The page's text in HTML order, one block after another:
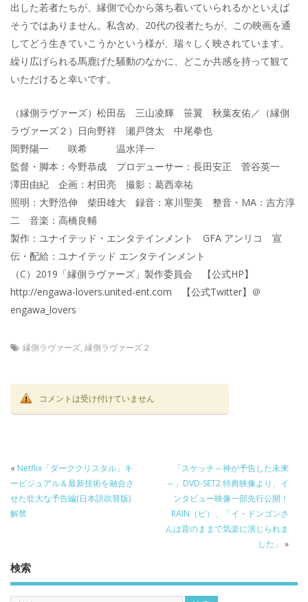
出した若者たちが、縁側で心から落ち着いていられるかといえば
そうではありません。私含め、20代の役者たちが、この映画を通
してどう生きていこうかという様が、瑞々しく映されています。
繰り広げられる馬鹿げた騒動のなかに、どこか共感を持って観て
いただけると幸いです。
（縁側ラヴァーズ）松田岳 三山凌輝 笹翼 秋葉友佑／（縁側
ラヴァーズ２）日向野祥 瀬戸啓太 中尾拳也
岡野陽一 咲希 温水洋一
監督・脚本：今野恭成 プロデューサー：長田安正 菅谷英一
澤田由紀 企画：村田亮 撮影：葛西幸祐
照明：大野浩伸 柴田雄大 録音：寒川聖美 整音・MA：吉方淳
二 音楽：高橋良輔
製作：ユナイテッド・エンタテインメント GFA アンリコ 宣
伝・配給：ユナイテッド エンタテインメント
（C）2019「縁側ラヴァーズ」製作委員会 【公式HP】
http://engawa-lovers.united-ent.com 【公式Twitter】＠
engawa_lovers
縁側ラヴァーズ, 縁側ラヴァーズ２
コメントは受け付けていません
« Netflix「ダーククリスタル」キ
ービジュアル＆最新技術を融合さ
せた壮大な予告編(日本語吹替版)
解禁
「スケッチ～神が予告した未来
～」DVD-SET2 特典映像より、イ
ンタビュー映像一部先行公開！
RAIN（ピ）、「イ・ドンゴンさ
んは昔のままで気楽に演じられま
した」 »
検索